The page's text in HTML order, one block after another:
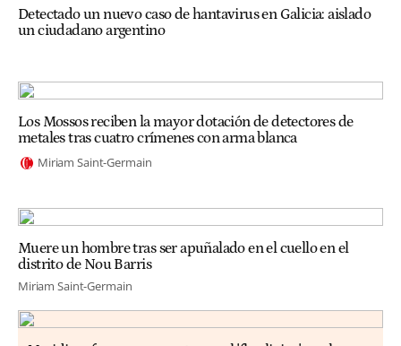
Detectado un nuevo caso de hantavirus en Galicia: aislado
un ciudadano argentino
Los Mossos reciben la mayor dotación de detectores de
metales tras cuatro crímenes con arma blanca
Miriam Saint-Germain
Muere un hombre tras ser apuñalado en el cuello en el
distrito de Nou Barris
Miriam Saint-Germain